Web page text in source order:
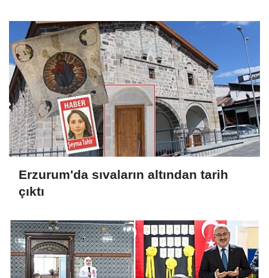
Erzurum'da sıvaların altından tarih
çıktı